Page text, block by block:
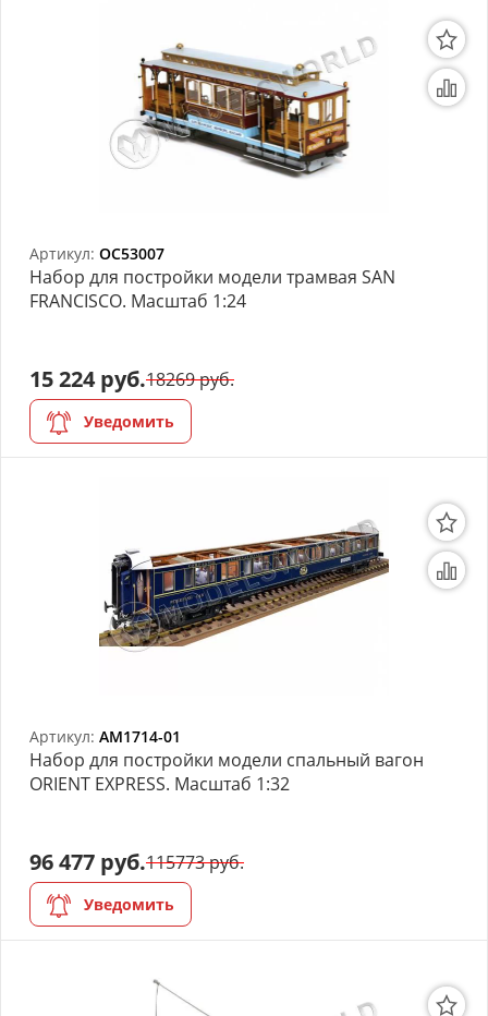
Артикул: OC53007
Набор для постройки модели трамвая SAN
FRANCISCO. Масштаб 1:24
15 224 руб.18269 руб.
Уведомить
Артикул: AM1714-01
Набор для постройки модели спальный вагон
ORIENT EXPRESS. Масштаб 1:32
96 477 руб.115773 руб.
Уведомить